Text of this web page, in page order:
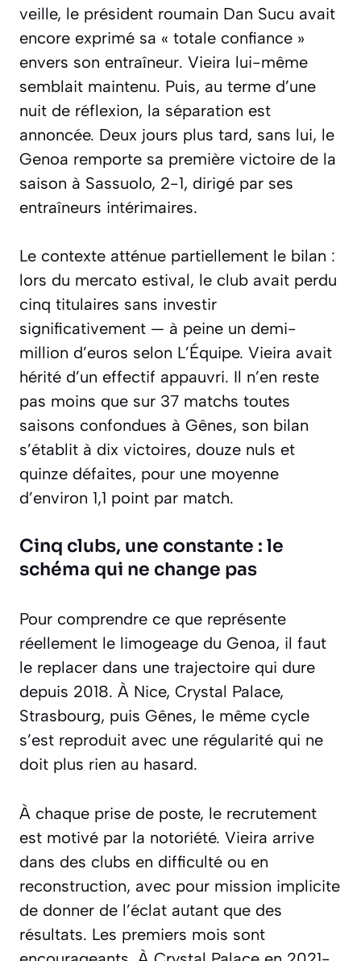
veille, le président roumain Dan Sucu avait
encore exprimé sa « totale confiance »
envers son entraîneur. Vieira lui-même
semblait maintenu. Puis, au terme d’une
nuit de réflexion, la séparation est
annoncée. Deux jours plus tard, sans lui, le
Genoa remporte sa première victoire de la
saison à Sassuolo, 2-1, dirigé par ses
entraîneurs intérimaires.
Le contexte atténue partiellement le bilan :
lors du mercato estival, le club avait perdu
cinq titulaires sans investir
significativement — à peine un demi-
million d’euros selon L’Équipe. Vieira avait
hérité d’un effectif appauvri. Il n’en reste
pas moins que sur 37 matchs toutes
saisons confondues à Gênes, son bilan
s’établit à dix victoires, douze nuls et
quinze défaites, pour une moyenne
d’environ 1,1 point par match.
Cinq clubs, une constante : le
schéma qui ne change pas
Pour comprendre ce que représente
réellement le limogeage du Genoa, il faut
le replacer dans une trajectoire qui dure
depuis 2018. À Nice, Crystal Palace,
Strasbourg, puis Gênes, le même cycle
s’est reproduit avec une régularité qui ne
doit plus rien au hasard.
À chaque prise de poste, le recrutement
est motivé par la notoriété. Vieira arrive
dans des clubs en difficulté ou en
reconstruction, avec pour mission implicite
de donner de l’éclat autant que des
résultats. Les premiers mois sont